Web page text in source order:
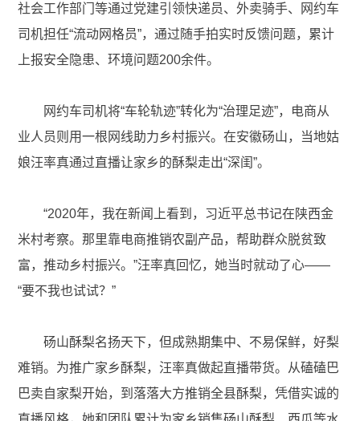
社会工作部门等通过党建引领快递员、外卖骑手、网约车
司机担任“流动网格员”，通过随手拍实时反馈问题，累计
上报安全隐患、环境问题200余件。
网约车司机将“车轮轨迹”转化为“治理足迹”，电商从
业人员则用一根网线助力乡村振兴。在安徽砀山，当地姑
娘汪率真通过直播让家乡的酥梨走出“深闺”。
“2020年，我在新闻上看到，习近平总书记在陕西金
米村考察。那里靠电商推销农副产品，帮助群众脱贫致
富，推动乡村振兴。”汪率真回忆，她当时就动了心——
“要不我也试试？”
砀山酥梨名扬天下，但成熟期集中、不易保鲜，好梨
难销。为推广家乡酥梨，汪率真做起直播带货。从磕磕巴
巴卖自家梨开始，到落落大方推销全县酥梨，凭借实诚的